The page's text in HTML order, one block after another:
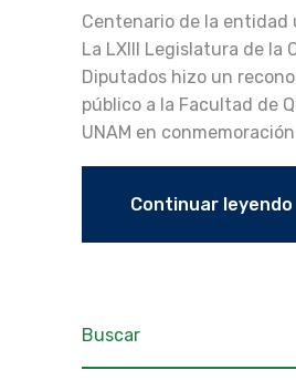
Centenario de la entidad
La LXIII Legislatura de la
Diputados hizo un
público a la Facultad de
UNAM en
Continuar leyendo